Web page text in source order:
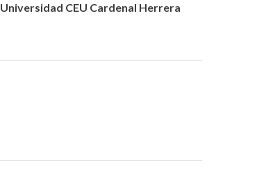
Universidad CEU Cardenal Herrera